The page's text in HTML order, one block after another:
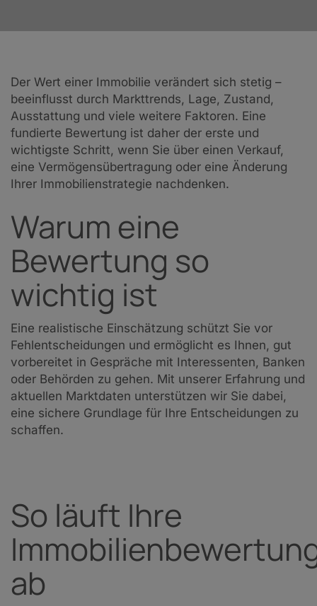
Der Wert einer Immobilie verändert sich stetig –
beeinflusst durch Markttrends, Lage, Zustand,
Ausstattung und viele weitere Faktoren. Eine
fundierte Bewertung ist daher der erste und
wichtigste Schritt, wenn Sie über einen Verkauf,
eine Vermögensübertragung oder eine Änderung
Ihrer Immobilienstrategie nachdenken.
Warum eine
Bewertung so
wichtig ist
Eine realistische Einschätzung schützt Sie vor
Fehlentscheidungen und ermöglicht es Ihnen, gut
vorbereitet in Gespräche mit Interessenten, Banken
oder Behörden zu gehen. Mit unserer Erfahrung und
aktuellen Marktdaten unterstützen wir Sie dabei,
eine sichere Grundlage für Ihre Entscheidungen zu
schaffen.
So läuft Ihre
ab